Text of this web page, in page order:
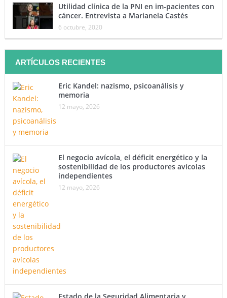
Utilidad clínica de la PNI en im-pacientes con
cáncer. Entrevista a Marianela Castés
6 octubre, 2020
ARTÍCULOS RECIENTES
Eric Kandel: nazismo, psicoanálisis y
memoria
12 mayo, 2026
El negocio avícola, el déficit energético y la
sostenibilidad de los productores avícolas
independientes
12 mayo, 2026